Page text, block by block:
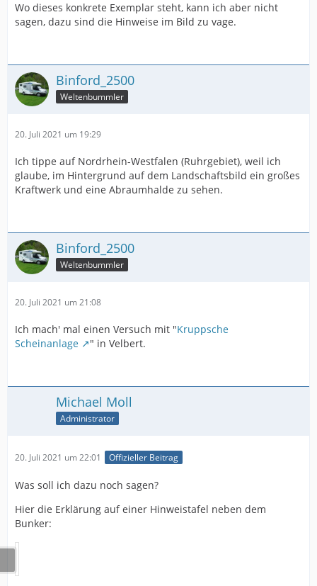
Wo dieses konkrete Exemplar steht, kann ich aber nicht
sagen, dazu sind die Hinweise im Bild zu vage.
Binford_2500
Weltenbummler
20. Juli 2021 um 19:29
Ich tippe auf Nordrhein-Westfalen (Ruhrgebiet), weil ich
glaube, im Hintergrund auf dem Landschaftsbild ein großes
Kraftwerk und eine Abraumhalde zu sehen.
Binford_2500
Weltenbummler
20. Juli 2021 um 21:08
Ich mach' mal einen Versuch mit "Kruppsche
Scheinanlage
" in Velbert.
Michael Moll
Administrator
20. Juli 2021 um 22:01 Offizieller Beitrag
Was soll ich dazu noch sagen?
Hier die Erklärung auf einer Hinweistafel neben dem
Bunker: